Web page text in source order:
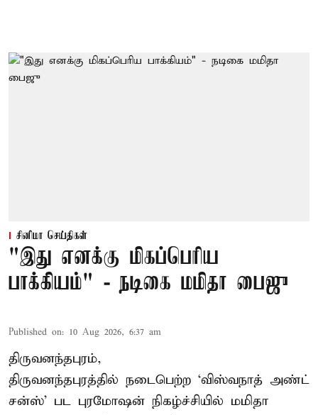
சினிமா செய்திகள்
"இது எனக்கு மிகப்பெரிய
பாக்கியம்" - நடிகை மமிதா பைஜு
Published on: 10 Aug 2026, 6:37 am
திருவனந்தபுரம்,
திருவனந்தபுரத்தில் நடைபெற்ற ‘விஸ்வநாத் அண்ட்
சன்ஸ்’ பட புரமோஷன் நிகழ்ச்சியில் மமிதா